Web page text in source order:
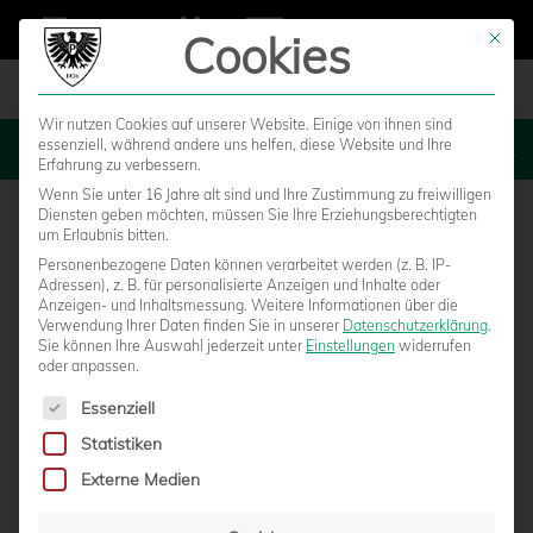
MENU
PREUSSEN TREFFEN AM 4. SEPTEMBER IM W
Mit
Cookies
Wir nutzen Cookies auf unserer Website. Einige von ihnen sind
essenziell, während andere uns helfen, diese Website und Ihre
Erfahrung zu verbessern.
Wenn Sie unter 16 Jahre alt sind und Ihre Zustimmung zu freiwilligen
Diensten geben möchten, müssen Sie Ihre Erziehungsberechtigten
um Erlaubnis bitten.
Personenbezogene Daten können verarbeitet werden (z. B. IP-
Adressen), z. B. für personalisierte Anzeigen und Inhalte oder
Anzeigen- und Inhaltsmessung. Weitere Informationen über die
Verwendung Ihrer Daten finden Sie in unserer Datenschutzerklärung.
Sie können Ihre Auswahl jederzeit unter Einstellungen widerrufen
oder anpassen.
Es folgt eine Liste der Service-Gruppen, für die eine
Essenziell
Statistiken
Externe Medien